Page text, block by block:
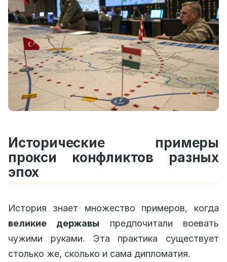
Исторические примеры
прокси конфликтов разных
эпох
История знает множество примеров, когда
великие державы предпочитали воевать
чужими руками. Эта практика существует
столько же, сколько и сама дипломатия.